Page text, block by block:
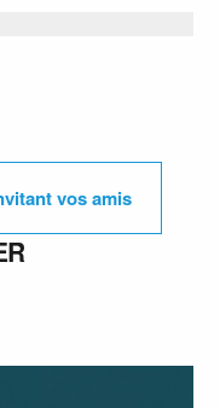
vos amis